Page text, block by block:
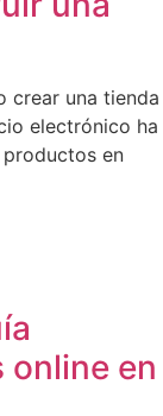
crear una tienda
electrónico ha
en
online en